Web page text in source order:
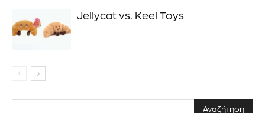
Jellycat vs. Keel Toys